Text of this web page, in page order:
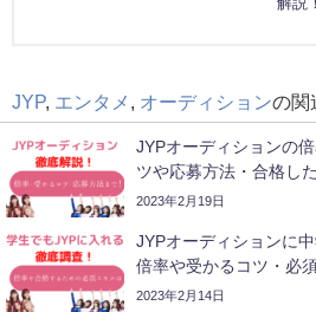
解説！
JYP, エンタメ , オーディションの関
JYPオーディションの
ツや応募方法・合格し
2023年2月19日
JYPオーディションに
倍率や受かるコツ・必
2023年2月14日